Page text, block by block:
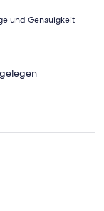
vor der Tür.
Fahrräder dabei
gut erkunden.
kann man es
und Genauigkeit